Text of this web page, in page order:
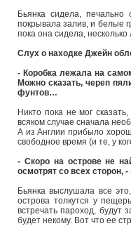
Бьянка сидела,
покрывала залив, и белые
пока она сидела,
Слух о находке Джейн
- Коробка лежала на
Можно сказать, череп
фунтов…
Никто пока не мог
всяком случае сначала
А из Англии прибыло
свободное время (и те, у
- Скоро на острове не
осмотрят со всех сторон,
Бьянка выслушала все
острова толкутся у
встречать пароход, будут
будет некому. Вот что ее